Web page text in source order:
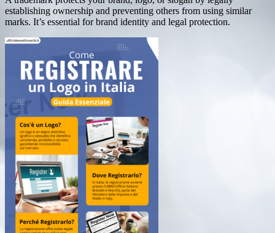
establishing ownership and preventing others from using similar
marks. It’s essential for brand identity and legal protection.